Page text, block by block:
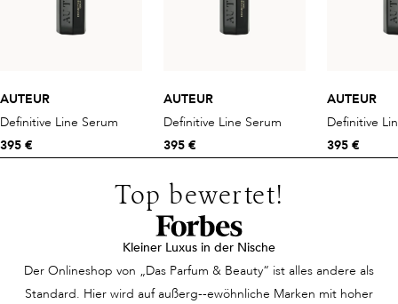
AUTEUR
Definitive Line Serum
395 €
AUTEUR
Definitive Line Serum
395 €
AUTEUR
Definitive
395 €
Top bewertet!
Kleiner Luxus in der Nische
Der Onlineshop von „Das Parfum & Beauty“ ist alles andere als
Standard. Hier wird auf außerg--ewöhnliche Marken mit hoher